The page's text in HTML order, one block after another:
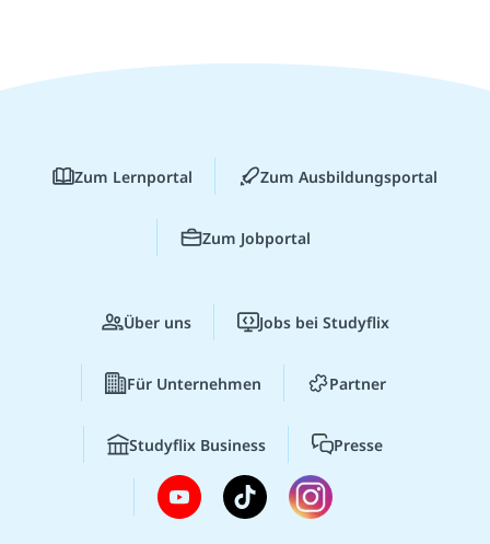
Zum Lernportal Zum Ausbildungsportal
Zum Jobportal
Über uns Jobs bei Studyflix
Für Unternehmen Partner
Studyflix Business Presse